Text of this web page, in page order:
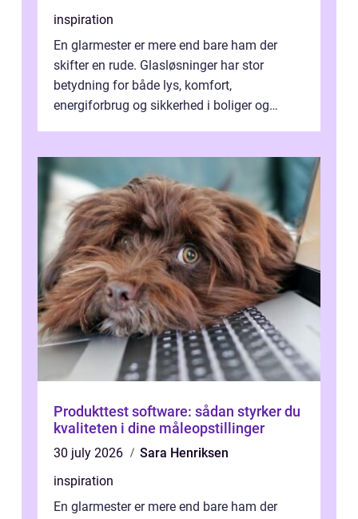
inspiration
En glarmester er mere end bare ham der
skifter en rude. Glasløsninger har stor
betydning for både lys, komfort,
energiforbrug og sikkerhed i boliger og
Produkttest software: sådan styrker du
kvaliteten i dine måleopstillinger
30 july 2026
Sara Henriksen
inspiration
En glarmester er mere end bare ham der